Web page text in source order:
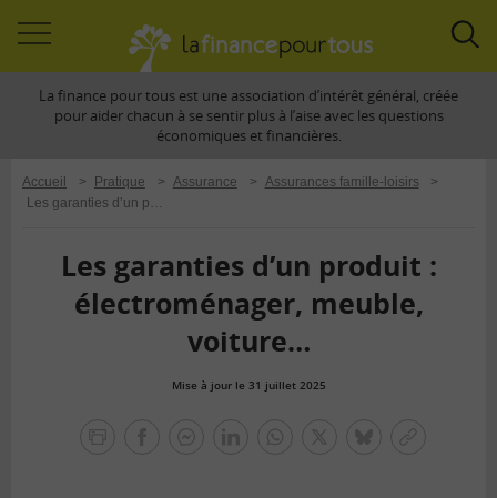
àLa finance pour tous est une association d’intérêt général, créée
pour aider chacun à se sentir plus à l’aise avec les questions
économiques et financières.
Accueil > Pratique > Assurance > Assurances famille-loisirs
>
Les garanties d’un produit : électroménager, meuble, voiture…
Les garanties d’un produit :
électroménager, meuble,
voiture…
Mise à jour le 31 juillet 2025